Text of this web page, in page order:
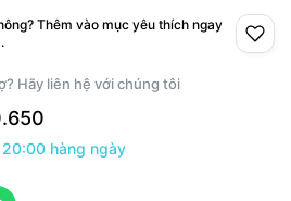
Thêm vào mục yêu thích ngay
Hãy liên hệ với chúng tôi
hàng ngày